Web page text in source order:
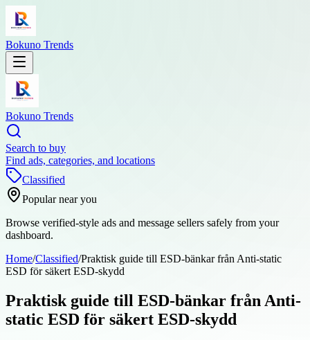
Bokuno Trends
Bokuno Trends
Search to buy
Find ads, categories, and locations
Classified
Popular near you
Browse verified-style ads and message sellers safely from your
dashboard.
Home/Classified/Praktisk guide till ESD-bänkar från Anti-static
ESD för säkert ESD-skydd
Praktisk guide till ESD-bänkar från Anti-
static ESD för säkert ESD-skydd